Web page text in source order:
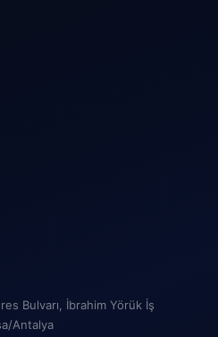
Bulvarı, İbrahim Yörük İş
Antalya